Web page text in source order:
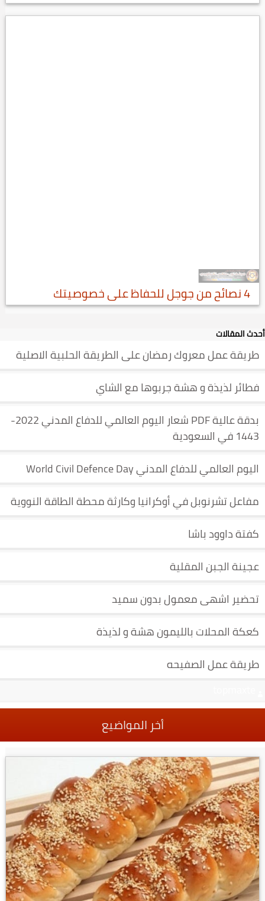
4 نصائح من جوجل للحفاظ على خصوصيتك
أحدث المقالات
طريقة عمل معروك رمضان على الطريقة الحلبية الاصلية
فطائر لذيذة و هشة جربوها مع الشاي
بدقة عالية PDF شعار اليوم العالمي للدفاع المدني 2022-
1443 في السعودية
اليوم العالمي للدفاع المدني World Civil Defence Day
مفاعل تشرنوبل في أوكرانيا وكارثة محطة الطاقة النووية
كفتة داوود باشا
عجينة الجبن المقلية
تحضير اشهى معمول بدون سميد
كعكة المحلات بالليمون هشة و لذيذة
طريقة عمل الصفيحه
أخر المواضيع